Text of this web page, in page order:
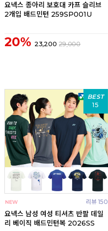
요넥스 종아리 보호대 카프 슬리브
2개입 배드민턴 259SP001U
20% 23,200 29,000
BEST
15
리뷰 150
요넥스 남성 여성 티셔츠 반팔 데일
리 베이직 배드민턴복 2026SS